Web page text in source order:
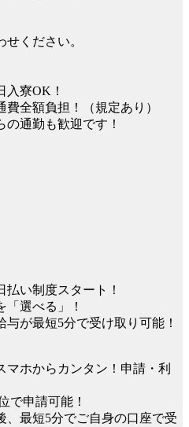
ください。
入寮OK！
費全額負担！（規定あり）
の通勤も歓迎です！
払い制度スタート！
「選べる」！
与が最短5分で受け取り可能！
マホからカンタン！申請・利
で申請可能！
、最短5分でご自身の口座で受